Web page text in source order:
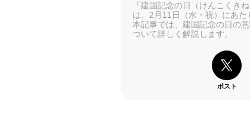
「建国記念の日（けんこくき
は、2月11日（水・祝）にあた
本記事では、建国記念の日の
ついて詳しく解説します。
ポスト